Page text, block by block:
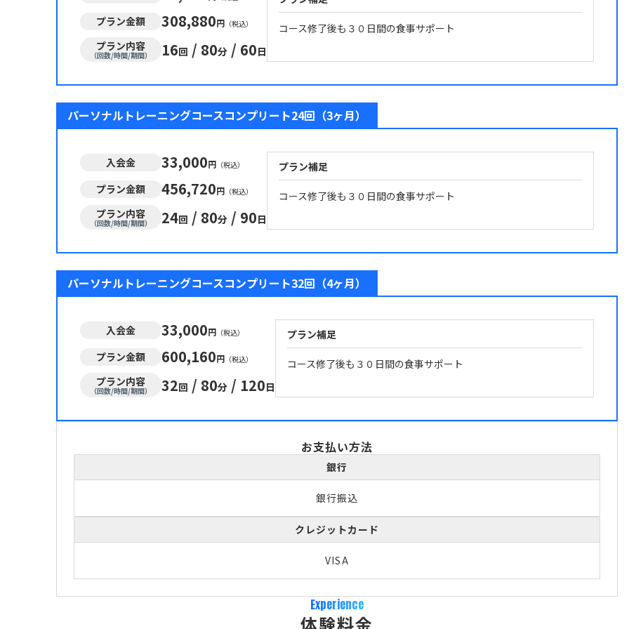
プラン金額 308,880円 （税込）
プラン内容
（回数/時間/期間） 16回 / 80分 / 60日
コース修了後も３０日間の食事サポート
パーソナルトレーニングコースコンプリート24回（3ヶ月）
入会金 33,000円 （税込）
プラン金額 456,720円 （税込）
プラン内容
（回数/時間/期間） 24回 / 80分 / 90日
プラン補足
コース修了後も３０日間の食事サポート
パーソナルトレーニングコースコンプリート32回（4ヶ月）
入会金 33,000円 （税込）
プラン金額 600,160円 （税込）
プラン内容
（回数/時間/期間） 32回 / 80分 / 120日
プラン補足
コース修了後も３０日間の食事サポート
お支払い方法
銀行
銀行振込
クレジットカード
VISA
Experience
体験料金